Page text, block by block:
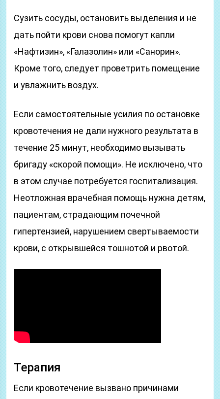
Сузить сосуды, остановить выделения и не
дать пойти крови снова помогут капли
«Нафтизин», «Галазолин» или «Санорин».
Кроме того, следует проветрить помещение
и увлажнить воздух.
Если самостоятельные усилия по остановке
кровотечения не дали нужного результата в
течение 25 минут, необходимо вызывать
бригаду «скорой помощи». Не исключено, что
в этом случае потребуется госпитализация.
Неотложная врачебная помощь нужна детям,
пациентам, страдающим почечной
гипертензией, нарушением свертываемости
крови, с открывшейся тошнотой и рвотой.
Терапия
Если кровотечение вызвано причинами